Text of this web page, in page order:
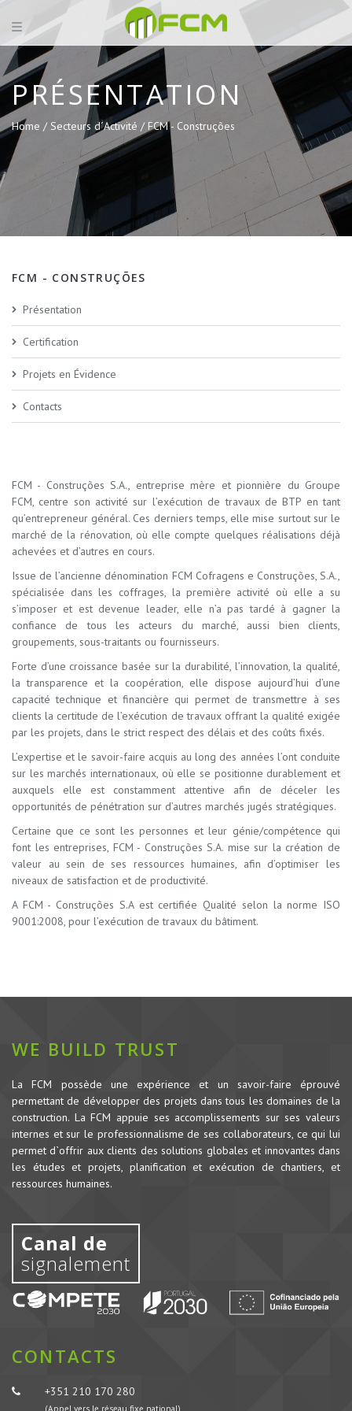
PRÉSENTATION
Home / Secteurs d´Activité / FCM - Construções
FCM - CONSTRUÇÕES
Présentation
Certification
Projets en Évidence
Contacts
FCM - Construções S.A., entreprise mère et pionnière du Groupe
FCM, centre son activité sur l’exécution de travaux de BTP en tant
qu’entrepreneur général. Ces derniers temps, elle mise surtout sur le
marché de la rénovation, où elle compte quelques réalisations déjà
achevées et d’autres en cours.
Issue de l’ancienne dénomination FCM Cofragens e Construções, S.A.,
spécialisée dans les coffrages, la première activité où elle a su
s’imposer et est devenue leader, elle n’a pas tardé à gagner la
confiance de tous les acteurs du marché, aussi bien clients,
groupements, sous-traitants ou fournisseurs.
Forte d’une croissance basée sur la durabilité, l’innovation, la qualité,
la transparence et la coopération, elle dispose aujourd’hui d’une
capacité technique et financière qui permet de transmettre à ses
clients la certitude de l’exécution de travaux offrant la qualité exigée
par les projets, dans le strict respect des délais et des coûts fixés.
L’expertise et le savoir-faire acquis au long des années l’ont conduite
sur les marchés internationaux, où elle se positionne durablement et
auxquels elle est constamment attentive afin de déceler les
opportunités de pénétration sur d’autres marchés jugés stratégiques.
Certaine que ce sont les personnes et leur génie/compétence qui
font les entreprises, FCM - Construções S.A. mise sur la création de
valeur au sein de ses ressources humaines, afin d’optimiser les
niveaux de satisfaction et de productivité.
A FCM - Construções S.A est certifiée Qualité selon la norme ISO
9001:2008, pour l’exécution de travaux du bâtiment.
WE BUILD TRUST
La FCM possède une expérience et un savoir-faire éprouvé
permettant de développer des projets dans tous les domaines de la
construction. La FCM appuie ses accomplissements sur ses valeurs
internes et sur le professionnalisme de ses collaborateurs, ce qui lui
permet d`offrir aux clients des solutions globales et innovantes dans
les études et projets, planification et exécution de chantiers, et
ressources humaines.
Canal de
signalement
CONTACTS
+351 210 170 280
(Appel vers le réseau fixe national)